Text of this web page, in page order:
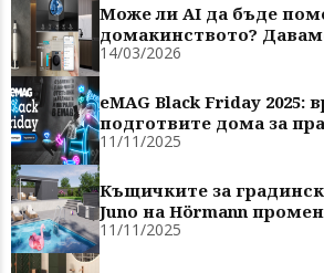
Може ли AI да бъде
домакинството?
14/03/2026
eMAG Black Friday 2025:
подготвите дома за
11/11/2025
Къщичките за
Juno на Hörmann
11/11/2025